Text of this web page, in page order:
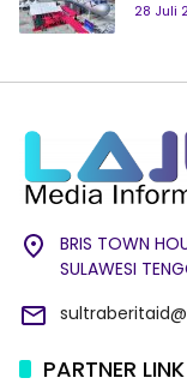
28 Juli
BRIS TOWN
SULAWESI
PARTNER LINK